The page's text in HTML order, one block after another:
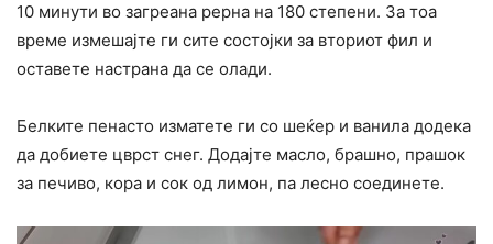
10 минути во загреана рерна на 180 степени. За тоа
време измешајте ги сите состојки за вториот фил и
оставете настрана да се олади.
Белките пенасто изматете ги со шеќер и ванила додека
да добиете цврст снег. Додајте масло, брашно, прашок
за печиво, кора и сок од лимон, па лесно соединете.